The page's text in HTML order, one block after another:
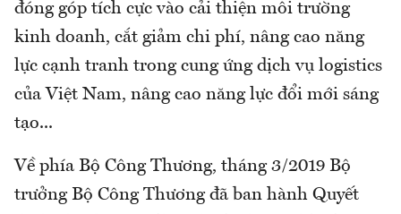
đóng góp tích cực vào cải thiện môi trường
kinh doanh, cắt giảm chi phí, nâng cao năng
lực cạnh tranh trong cung ứng dịch vụ logistics
của Việt Nam, nâng cao năng lực đổi mới sáng
tạo...
Về phía Bộ Công Thương, tháng 3/2019 Bộ
trưởng Bộ Công Thương đã ban hành Quyết